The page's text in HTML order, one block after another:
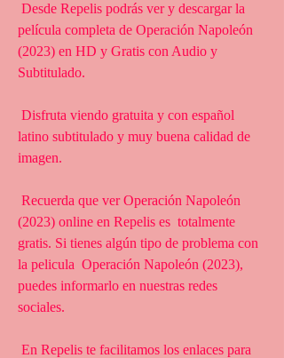
película completa de Operación Napoleón
(2023) en HD y Gratis con Audio y
Subtitulado.
latino subtitulado y muy buena calidad de
imagen.
(2023) online en Repelis es  totalmente
gratis. Si tienes algún tipo de problema con
la pelicula  Operación Napoleón (2023),
puedes informarlo en nuestras redes
sociales.